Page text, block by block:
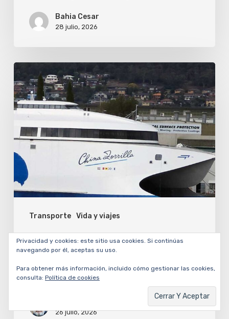
Bahia Cesar
28 julio, 2026
Transporte Vida y viajes
El
China
Zorrilla,
ferry
eléctrico
más
grande
del
mundo,
se
prepara
para
viajar
Tasmania
El China Zorrilla, el ferry
eléctrico más grande del mundo,
se prepara para viajar de
Tasmania hacia Uruguay
26 julio, 2026
Privacidad y cookies: este sitio usa cookies. Si continúas
navegando por él, aceptas su uso.
Para obtener más información, incluido cómo gestionar las cookies,
consulta: Política de cookies